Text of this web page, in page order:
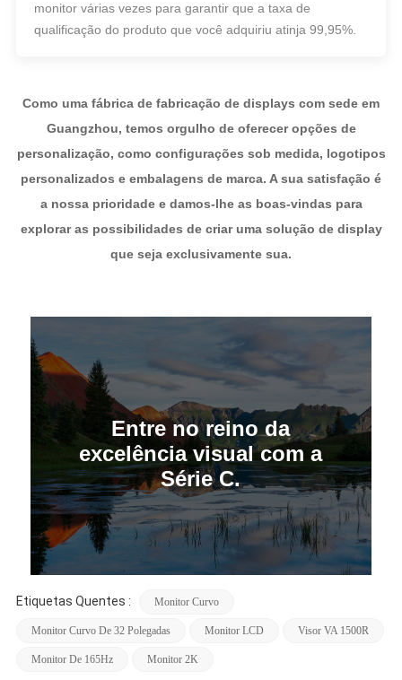
monitor várias vezes para garantir que a taxa de
qualificação do produto que você adquiriu atinja 99,95%.
Como uma fábrica de fabricação de displays com sede em
Guangzhou, temos orgulho de oferecer opções de
personalização, como configurações sob medida, logotipos
personalizados e embalagens de marca. A sua satisfação é
a nossa prioridade e damos-lhe as boas-vindas para
explorar as possibilidades de criar uma solução de display
que seja exclusivamente sua.
Entre no reino da
excelência visual com a
Série C.
Etiquetas Quentes : Monitor Curvo
Monitor Curvo De 32 Polegadas Monitor LCD Visor VA 1500R
Monitor De 165Hz Monitor 2K